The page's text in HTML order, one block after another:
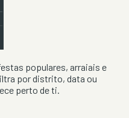
populares, arraiais e
por distrito, data ou
perto de ti.